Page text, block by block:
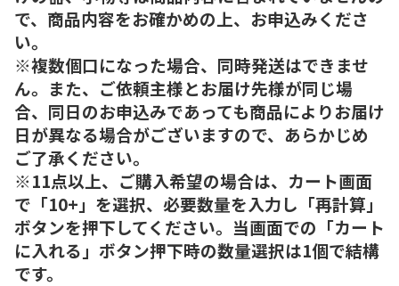
で、商品内容をお確かめの上、お申込みくださ
い。
※複数個口になった場合、同時発送はできませ
ん。また、ご依頼主様とお届け先様が同じ場
合、同日のお申込みであっても商品によりお届け
日が異なる場合がございますので、あらかじめ
ご了承ください。
※11点以上、ご購入希望の場合は、カート画面
で「10+」を選択、必要数量を入力し「再計算」
ボタンを押下してください。当画面での「カート
に入れる」ボタン押下時の数量選択は1個で結構
です。